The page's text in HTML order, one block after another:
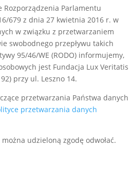
Rozporządzenia Parlamentu
679 z dnia 27 kwietnia 2016 r. w
w związku z przetwarzaniem
swobodnego przepływu takich
95/46/WE (RODO) informujemy,
jest Fundacja Lux Veritatis
przy ul. Leszno 14.
przetwarzania Państwa danych
przetwarzania danych
udzieloną zgodę odwołać.